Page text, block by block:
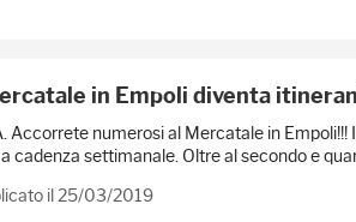
in Empoli diventa
Accorrete numerosi al Mercatale in
cadenza settimanale. Oltre al secondo e
il 25/03/2019